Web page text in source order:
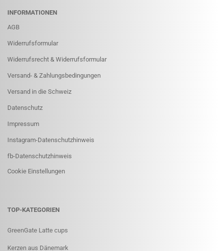
INFORMATIONEN
AGB
Widerrufsformular
Widerrufsrecht & Widerrufsformular
Versand- & Zahlungsbedingungen
Versand in die Schweiz
Datenschutz
Impressum
Instagram-Datenschutzhinweis
fb-Datenschutzhinweis
Cookie Einstellungen
TOP-KATEGORIEN
GreenGate Latte cups
Kerzen aus Dänemark